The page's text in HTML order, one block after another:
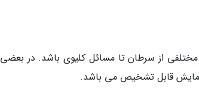
مختلفی از سرطان تا مسائل کلیوی باشد. در بعضی
قابل تشخیص می باشد.